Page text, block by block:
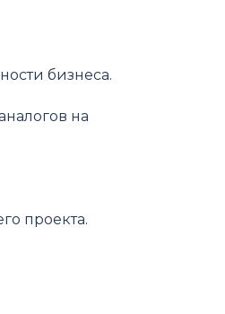
бизнеса.
на
проекта.